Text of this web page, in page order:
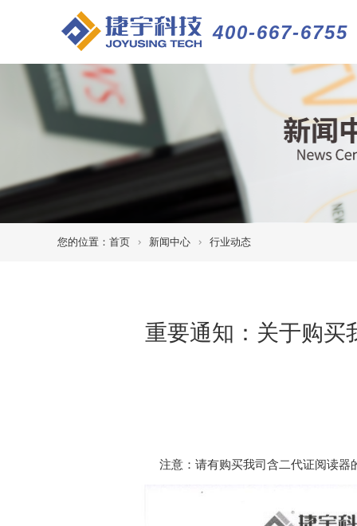
400-667-6755
您的位置： 首页 新闻中心 行业动态
重要通知：关于购买
注意：请有购买我司含二代证阅读